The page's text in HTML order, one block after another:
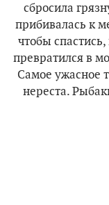
сбросила
прибивалась к
чтобы спастись,
превратился в
Самое ужасное
нереста.